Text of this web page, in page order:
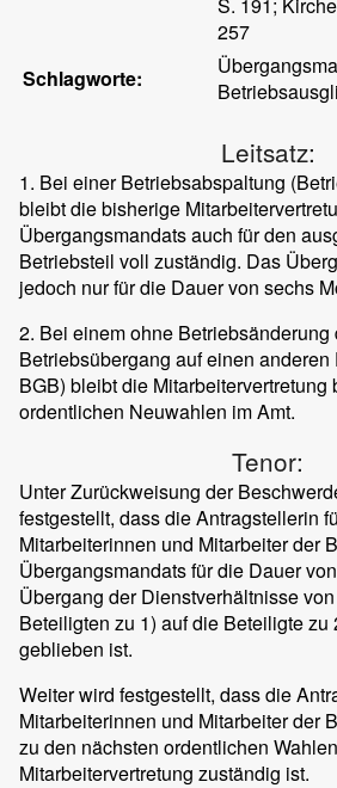
257
Schlagworte:
Leitsatz:
1. Bei einer Betriebsabspaltung
bleibt die bisherige
Übergangsmandats auch für den
Betriebsteil voll zuständig. Das
jedoch nur für die Dauer von sechs
2. Bei einem ohne Betriebsänderung
Betriebsübergang auf einen
BGB) bleibt die Mitarbeitervertretung
ordentlichen Neuwahlen im Amt.
Tenor:
Unter Zurückweisung der
festgestellt, dass die Antragstellerin
Mitarbeiterinnen und Mitarbeiter der
Übergangsmandats für die Dauer
Übergang der Dienstverhältnisse
Beteiligten zu 1) auf die Beteiligte zu
geblieben ist.
Weiter wird festgestellt, dass die
Mitarbeiterinnen und Mitarbeiter der
zu den nächsten ordentlichen
Mitarbeitervertretung zuständig ist.